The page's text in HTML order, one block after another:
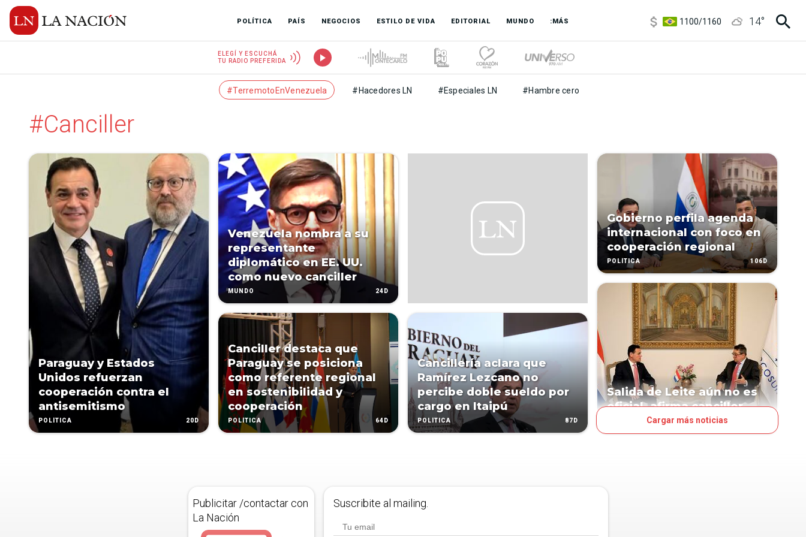
POLÍTICA PAÍS NEGOCIOS ESTILO DE VIDA EDITORIAL MUNDO :MÁS
1100/1160
14°
ELEGÍ Y ESCUCHÁ
TU RADIO PREFERIDA
#TerremotoEnVenezuela #Hacedores LN #Especiales LN #Hambre cero
#Canciller
Paraguay y Estados
Unidos refuerzan
cooperación contra el
antisemitismo
POLÍTICA 20D
Venezuela nombra a su
representante
diplomático en EE. UU.
como nuevo canciller
MUNDO 24D
Canciller destaca que
Paraguay se posiciona
como referente regional
en sostenibilidad y
cooperación
POLÍTICA 64D
Cancillería aclara que
Ramírez Lezcano no
percibe doble sueldo por
cargo en Itaipú
POLÍTICA 87D
Gobierno perfila agenda
internacional con foco en
cooperación regional
POLÍTICA 106D
Salida de Leite aún no es
oficial, afirma canciller
Cargar más noticias
Publicitar /contactar con
La Nación
Suscribite al mailing.